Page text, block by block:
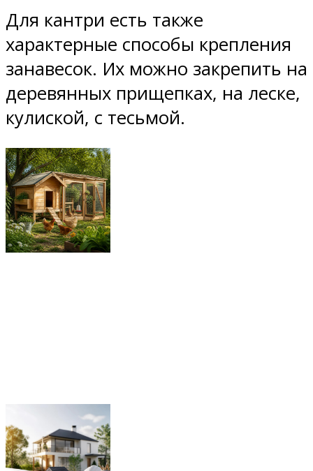
Для кантри есть также
характерные способы крепления
занавесок. Их можно закрепить на
деревянных прищепках, на леске,
кулиской, с тесьмой.